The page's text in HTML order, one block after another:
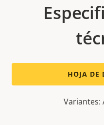
HOJA DE
Variantes: